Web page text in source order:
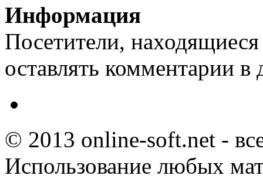
Информация
Посетители,
оставлять комментарии в
© 2013 online-soft.net -
Использование любых